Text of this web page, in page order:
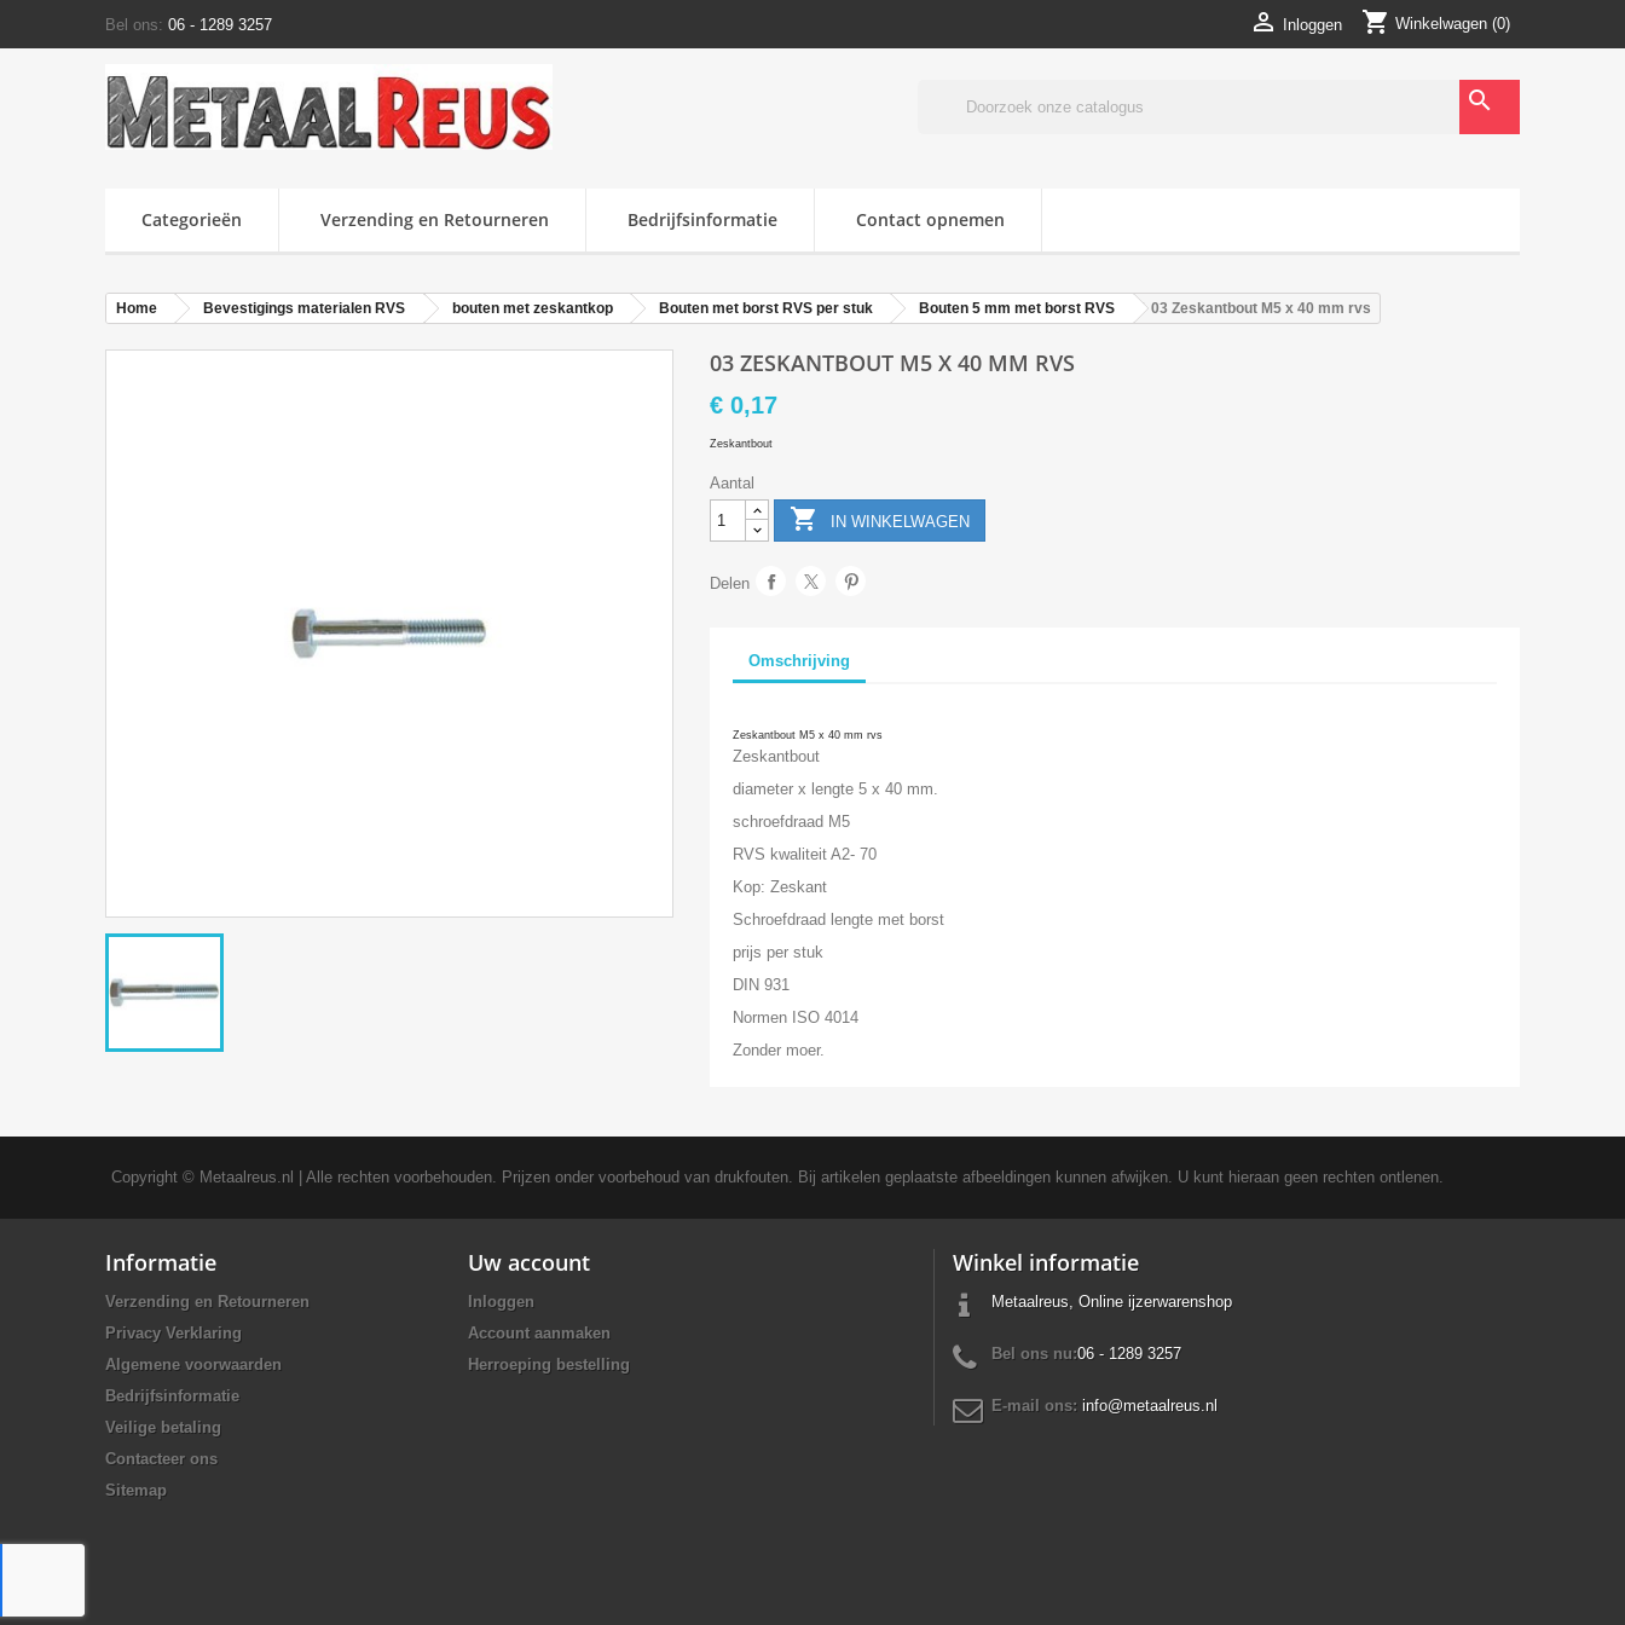
Bel ons: 06 - 1289 3257  Inloggen shopping_cart Winkelwagen (0)
search
Categorieën Verzending en Retourneren Bedrijfsinformatie Contact opnemen
Home Bevestigings materialen RVS bouten met zeskantkop Bouten met borst RVS per stuk Bouten 5 mm met borst RVS 03 Zeskantbout M5 x 40 mm rvs
03 ZESKANTBOUT M5 X 40 MM RVS
€ 0,17
Zeskantbout
Aantal
 IN WINKELWAGEN
Delen
Omschrijving
Zeskantbout M5 x 40 mm rvs
Zeskantbout
diameter x lengte 5 x 40 mm.
schroefdraad M5
RVS kwaliteit A2- 70
Kop: Zeskant
Schroefdraad lengte met borst
prijs per stuk
DIN 931
Normen ISO 4014
Zonder moer.
Copyright © Metaalreus.nl | Alle rechten voorbehouden. Prijzen onder voorbehoud van drukfouten. Bij artikelen geplaatste afbeeldingen kunnen afwijken. U kunt hieraan geen rechten ontlenen.
Informatie
Verzending en Retourneren
Privacy Verklaring
Algemene voorwaarden
Bedrijfsinformatie
Veilige betaling
Contacteer ons
Sitemap
Uw account
Inloggen
Account aanmaken
Herroeping bestelling
Winkel informatie
Metaalreus, Online ijzerwarenshop
Bel ons nu:06 - 1289 3257
E-mail ons: info@metaalreus.nl